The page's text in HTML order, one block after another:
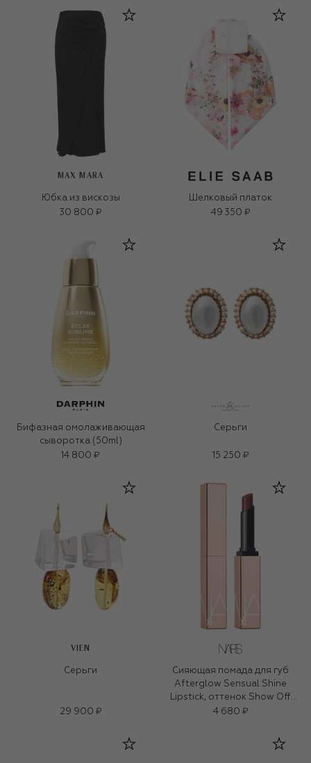
MAX MARA
Юбка из вискозы
30 800 ₽
Шелковый платок
49 350 ₽
Бифазная омолаживающая
сыворотка (50ml)
14 800 ₽
Серьги
15 250 ₽
VIEN
Серьги
29 900 ₽
Сияющая помада для губ
Afterglow Sensual Shine
Lipstick, оттенок Show Off
(1,5g)
4 680 ₽